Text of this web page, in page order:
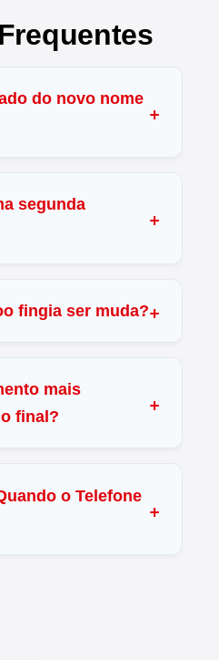
do novo nome
segunda
fingia ser muda?
mais
final?
o Telefone